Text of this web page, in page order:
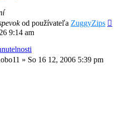
od používateľa ZuggyZips
9:14 am
» So 16 12, 2006 5:39 pm